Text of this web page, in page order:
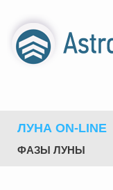
ЛУНА ON-LINE
ФАЗЫ ЛУНЫ